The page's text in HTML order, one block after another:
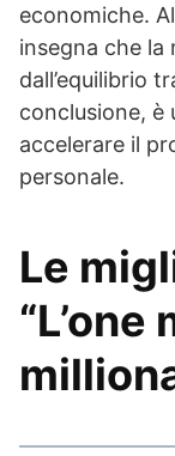
economiche.
insegna che la
dall’equilibrio
conclusione, è
accelerare il
personale.
Le